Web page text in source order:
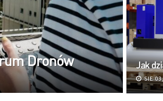
Dronów Jak
SIE